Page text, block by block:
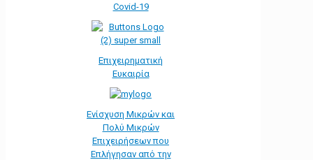
Covid-19
Επιχειρηματική
Ευκαιρία
Ενίσχυση Μικρών και
Πολύ Μικρών
Επιχειρήσεων που
Επλήγησαν από την